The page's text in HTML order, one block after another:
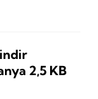
2,5 KB